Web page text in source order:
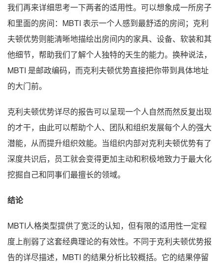
我们再来详细思考一下两者的适用性。可以想象成一所房子
和里面的房间：MBTI 表示一个人感到最舒适的房间；克利
夫顿优势则能清晰地描绘出房间内的家具、设备、软装和其
他细节，帮助我们了解个人独特的天生的能力。换种说法，
MBTI 是邮政编码，而克利夫顿优势直接把你带到具体地址
的大门前。
克利夫顿优势详尽的报告可以呈现一个人自然而然反复出现
的才干，由此可以帮助个人、团队和组织发展每个人的强大
潜能，从而提升组织效能。当组织内部对克利夫顿优势有了
深度共识后，员工就会变得更加主动和积极地致力于最大化
挖掘自己和同事们最擅长的领域。
结论
MBTI人格类型提供了宽泛的认知，但有限的适用性一定程
度上削弱了这套经典理论的有效性。不同于克利夫顿优势报
告的详尽描述，MBTI 的结果分析比较概括。它的结果停留